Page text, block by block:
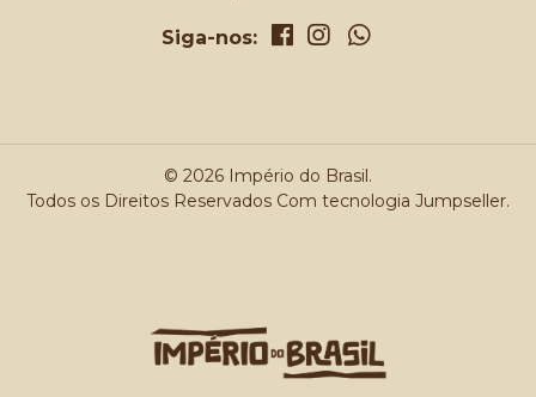
Siga-nos:
© 2026 Império do Brasil.
Todos os Direitos Reservados Com tecnologia Jumpseller.